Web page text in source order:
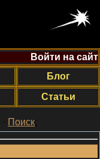
Войти на сайт
Блог
Статьи
· Поиск;